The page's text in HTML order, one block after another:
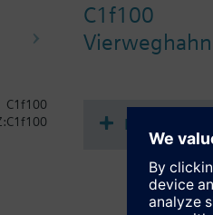
C1f100
C1f100
Dokumente